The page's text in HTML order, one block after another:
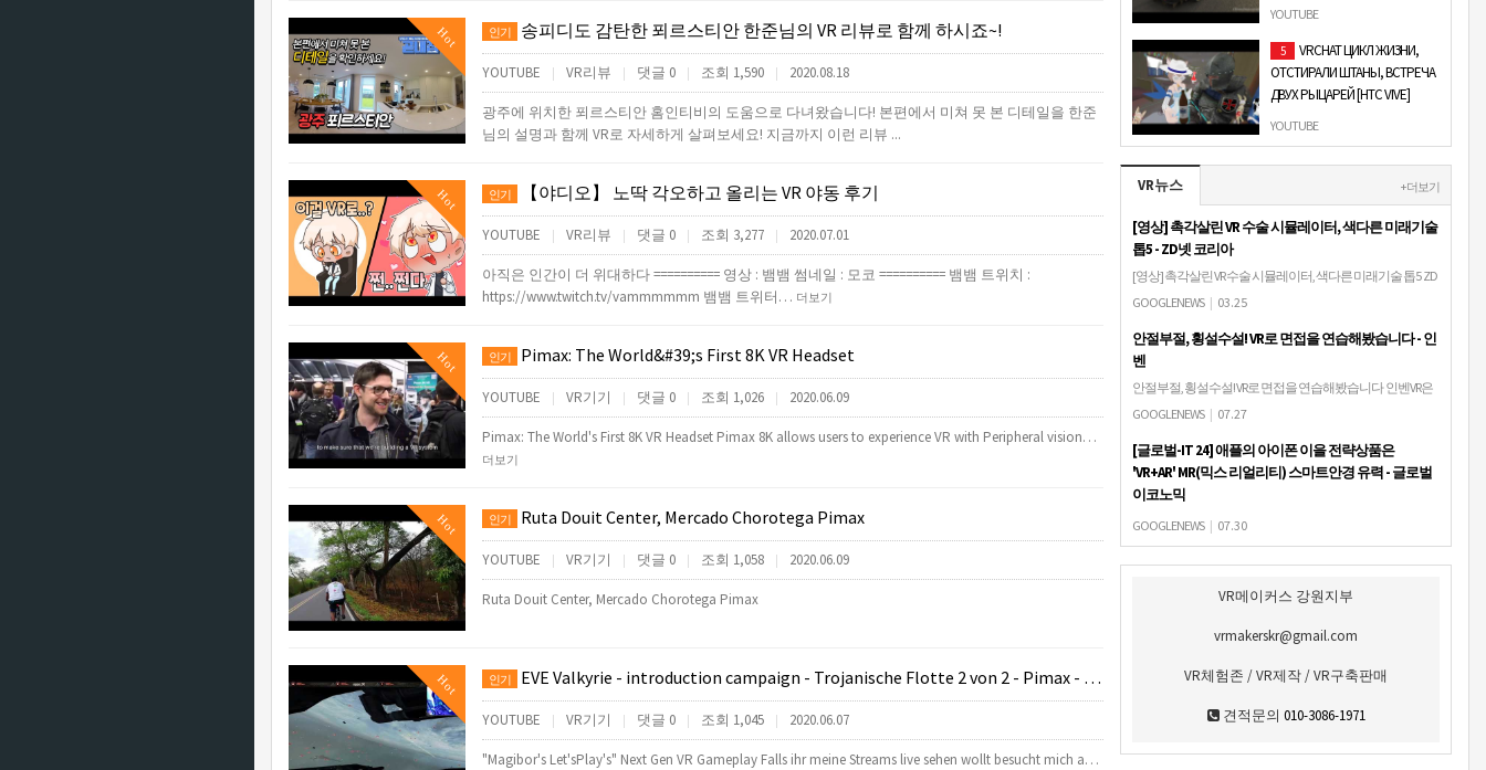
Hot 인기 송피디도 감탄한 푀르스티안 한준님의 VR 리뷰로 함께 하시죠~!
YOUTUBE | VR리뷰 | 댓글 0 | 조회 1,590 | 2020.08.18
광주에 위치한 푀르스티안 홈인티비의 도움으로 다녀왔습니다! 본편에서 미쳐 못 본 디테일을 한준
님의 설명과 함께 VR로 자세하게 살펴보세요! 지금까지 이런 리뷰 ...
Hot 인기 【야디오】 노딱 각오하고 올리는 VR 야동 후기
YOUTUBE | VR리뷰 | 댓글 0 | 조회 3,277 | 2020.07.01
아직은 인간이 더 위대하다 ========== 영상 : 뱀뱀 썸네일 : 모코 ========== 뱀뱀 트위치 :
https://www.twitch.tv/vammmmmm 뱀뱀 트위터… 더보기
Hot 인기 Pimax: The World&#39;s First 8K VR Headset
YOUTUBE | VR기기 | 댓글 0 | 조회 1,026 | 2020.06.09
Pimax: The World's First 8K VR Headset Pimax 8K allows users to experience VR with Peripheral vision…
더보기
Hot 인기 Ruta Douit Center, Mercado Chorotega Pimax
YOUTUBE | VR기기 | 댓글 0 | 조회 1,058 | 2020.06.09
Ruta Douit Center, Mercado Chorotega Pimax
Hot 인기 EVE Valkyrie - introduction campaign - Trojanische Flotte 2 von 2 - Pimax - HOTAS Warthog
YOUTUBE | VR기기 | 댓글 0 | 조회 1,045 | 2020.06.07
"Magibor's Let'sPlay's" Next Gen VR Gameplay Falls ihr meine Streams live sehen wollt besucht mich a…
I made it into Top Split!! Racing
------------------------------------------…
YOUTUBE
5
VRCHAT ЦИКЛ ЖИЗНИ,
ОТСТИРАЛИ ШТАНЫ, ВСТРЕЧА
ДВУХ РЫЦАРЕЙ [HTC VIVE]
Твич -
https://www.twitch.tv/laffeychan
Наша группа ВК -
https://vk.com/
Наша группа Дис…
YOUTUBE
VR뉴스 + 더보기
[영상] 촉각살린 VR 수술 시뮬레이터, 색다른 미래기술
톱5 - ZD넷 코리아
[영상] 촉각살린 VR 수술 시뮬레이터, 색다른 미래기술 톱5 ZD
넷 코리아유회현 기자 입력: 2019/03/25 13:57 과학. 730. VR 기기
훈…
GOOGLENEWS | 03.25
안절부절, 횡설수설! VR로 면접을 연습해봤습니다 - 인
벤
안절부절, 횡설수설! VR로 면접을 연습해봤습니다 인벤VR은
무엇보다도 실제와 같은, 몰입감있는 현실을 경험할 수 있다
는 많은 비용이 들거나, 위험한 일들…
GOOGLENEWS | 07.27
[글로벌-IT 24] 애플의 아이폰 이을 전략상품은
'VR+AR' MR(믹스 리얼리티) 스마트안경 유력 - 글로벌
이코노믹
[글로벌-IT 24] 애플의 아이폰 이을 전략상품은 'VR+AR' MR(믹
스 리얼리티) 스마트안경 유력 글로벌이코노믹애플이 미 특
허청에 신청한 '스마트 글래스'의 특허안건이 이번에 공개되
었다. 신청서에 의하면 가상…
GOOGLENEWS | 07.30
VR메이커스 강원지부
vrmakerskr@gmail.com
VR체험존 / VR제작 / VR구축판매
견적문의 010-3086-1971